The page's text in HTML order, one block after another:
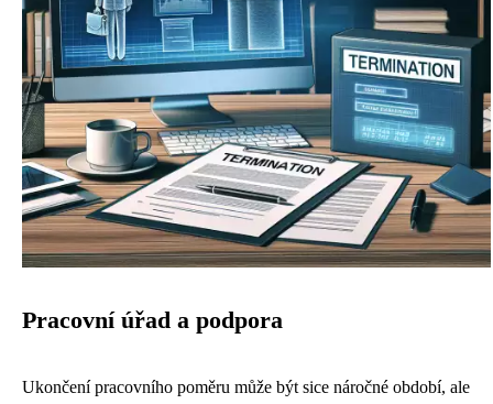
Pracovní úřad a podpora
Ukončení pracovního poměru může být sice náročné období, ale